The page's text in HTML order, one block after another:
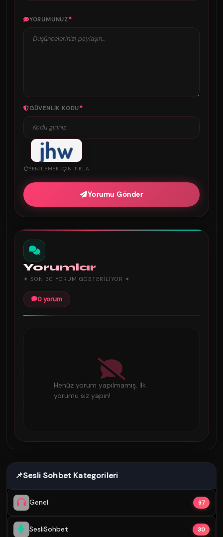
YORUMUNUZ*
GÜVENLIK KODU*
YENILEMEK IÇIN TIKLA
Yorumu Gönder
Yorumlar
✦ SON 30 YORUM GÖSTERILIYOR ✦
0 yorum
Henüz yorum yapılmamış. İlk
yorumu siz yapın!
📌Sesli Sohbet Kategorileri
Genel 97
SesliSohbet 30